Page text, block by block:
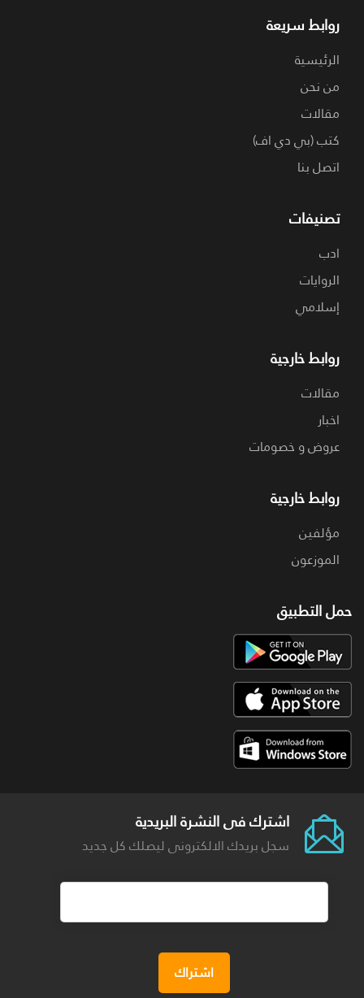
روابط سريعة
الرئيسية
من نحن
مقالات
كتب (بي دي اف)
اتصل بنا
تصنيفات
ادب
الروايات
إسلامي
روابط خارجية
مقالات
اخبار
عروض و خصومات
روابط خارجية
مؤلفين
الموزعون
حمل التطبيق
اشترك فى النشرة البريدية
سجل بريدك الالكترونى ليصلك كل جديد